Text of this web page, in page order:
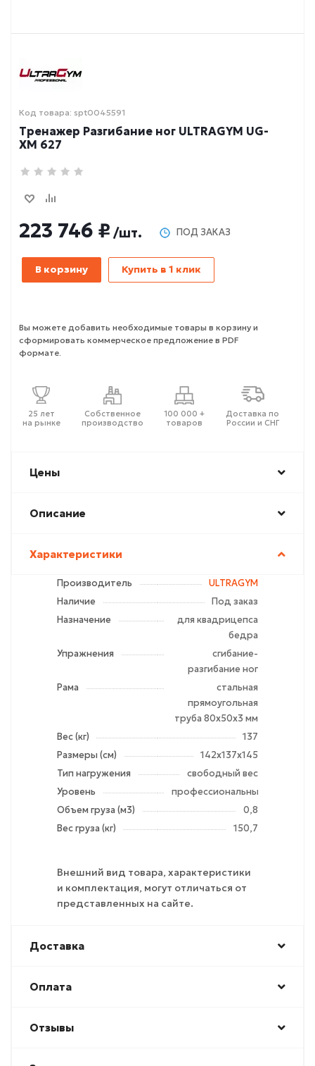
Код товара: spt0045591
Тренажер Разгибание ног ULTRAGYM UG-
XM 627
223 746 ₽ /шт. ПОД ЗАКАЗ
В корзину Купить в 1 клик
Вы можете добавить необходимые товары в корзину и
сформировать коммерческое предложение в PDF
формате.
25 лет
на рынке
Собственное
производство
100 000 +
товаров
Доставка по
России и СНГ
Цены
Описание
Характеристики
Производитель
ULTRAGYM
Наличие
Под заказ
Назначение
для квадрицепса
бедра
Упражнения
сгибание-
разгибание ног
Рама
стальная
прямоугольная
труба 80х50х3 мм
Вес (кг)
137
Размеры (см)
142х137х145
Тип нагружения
свободный вес
Уровень
профессиональный
Объем груза (м3)
0,8
Вес груза (кг)
150,7
Внешний вид товара, характеристики
и комплектация, могут отличаться от
представленных на сайте.
Доставка
Оплата
Отзывы